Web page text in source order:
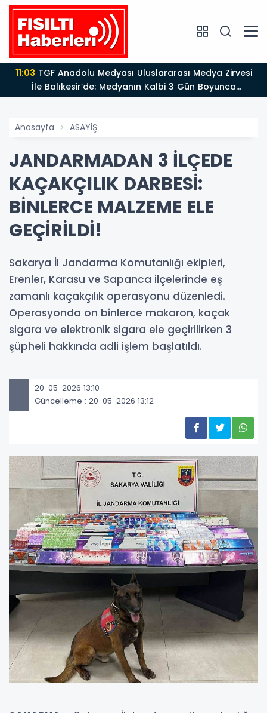
11:03
İle Balıkesir’de: Medyanın Kalbi 3 Gün Boyunca
Balıkesir'de Atacak
Anasayfa ASAYİŞ
JANDARMADAN 3 İLÇEDE
KAÇAKÇILIK DARBESİ:
BİNLERCE MALZEME ELE
GEÇİRİLDİ!
Sakarya İl Jandarma Komutanlığı ekipleri,
Erenler, Karasu ve Sapanca ilçelerinde eş
zamanlı kaçakçılık operasyonu düzenledi.
Operasyonda on binlerce makaron, kaçak
sigara ve elektronik sigara ele geçirilirken 3
şüpheli hakkında adli işlem başlatıldı.
20-05-2026 13:10
Güncelleme : 20-05-2026 13:12